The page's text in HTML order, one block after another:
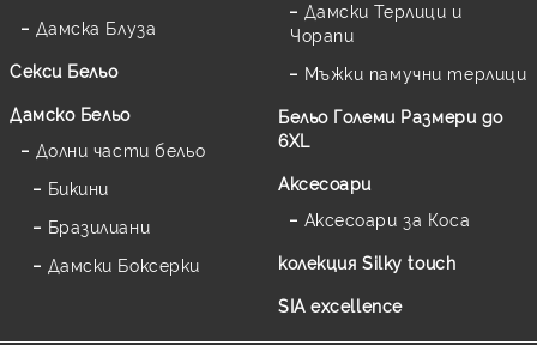
Дамска Блуза
Секси Бельо
Дамско Бельо
Долни части бельо
Бикини
Бразилиани
Дамски Боксерки
Дамски Терлици и
Чорапи
Мъжки памучни терлици
Бельо Големи Размери до
6XL
Аксесоари
Аксесоари за Коса
колекция Silky touch
SIA excellence